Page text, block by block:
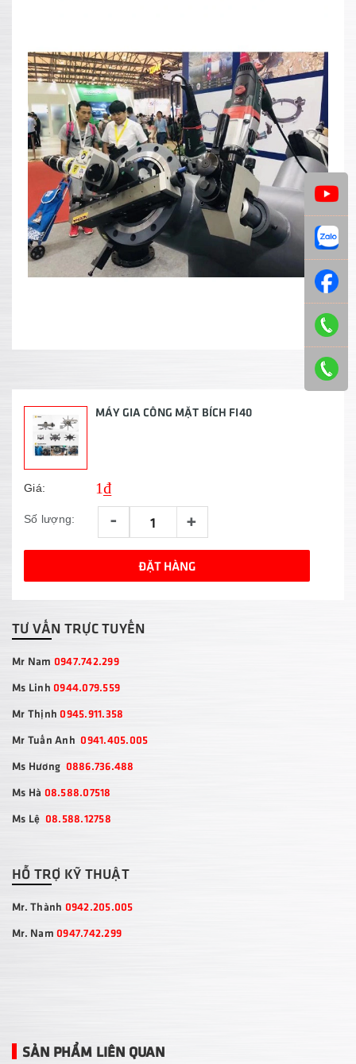
MÁY GIA CÔNG MẶT BÍCH FI40
Giá: 1₫
Số lượng: - +
ĐẶT HÀNG
TƯ VẤN TRỰC TUYẾN
Mr Nam 0947.742.299
Ms Linh 0944.079.559
Mr Thịnh0945.911.358
Mr Tuấn Anh 0941.405.005
Ms Hương 0886.736.488
Ms Hà 08.588.07518
Ms Lệ 08.588.12758
HỖ TRỢ KỸ THUẬT
Mr. Thành 0942.205.005
Mr. Nam 0947.742.299
SẢN PHẨM LIÊN QUAN